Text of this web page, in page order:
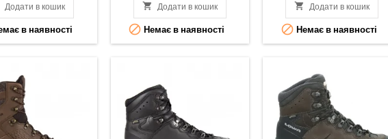
Додати в кошик
в наявності
 Додати в кошик
 Немає в наявності
 Додати в кошик
 Немає в наявності